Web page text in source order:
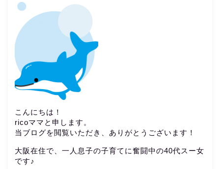
こんにちは！
ricoママと申します。
当ブログを閲覧いただき、ありがとうございます！
大阪在住で、一人息子の子育てに奮闘中の40代スー女
です♪